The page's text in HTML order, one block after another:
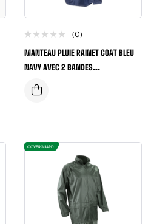
(0)
MANTEAU PLUIE RAINET COAT BLEU
NAVY AVEC 2 BANDES
RETROREFLECHISSANTES
COVERGUARD